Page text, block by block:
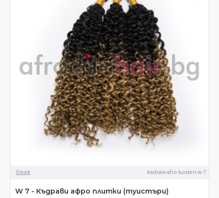
Sleek kadravi-afro-tuisteri-w-7
W 7 - Къдрави афро плитки (туистъри)